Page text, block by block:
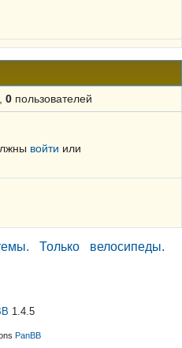
0пользователей
войти или
Только велосипеды.
1.4.5
PanBB